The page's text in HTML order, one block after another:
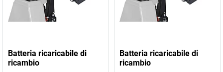
Batteria ricaricabile di
ricambio
Batteria ricaricabile di
ricambio